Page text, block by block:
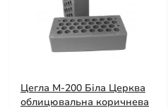
Цегла М-200 Біла Церква
облицювальна коричнева